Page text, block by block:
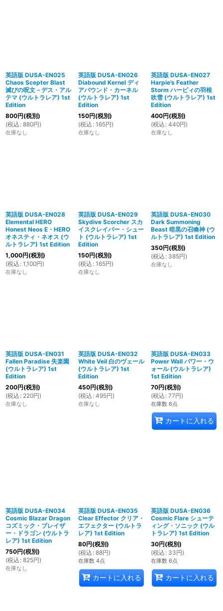
英語版 DUSA-EN025
Chaos Scepter Blast
滅びの呪文－デス・アル
テマ (ウルトラレア) 1st
Edition
800円(税別)
(税込 : 880円)
在庫なし
英語版 DUSA-EN026
Diabound Kernel ディ
アバウンド・カーネル
(ウルトラレア) 1st
Edition
150円(税別)
(税込 : 165円)
在庫なし
英語版 DUSA-EN027
Harpie's Feather
Storm ハーピィの羽根
吹雪 (ウルトラレア) 1st
Edition
400円(税別)
(税込 : 440円)
在庫なし
英語版 DUSA-EN028
Elemental HERO
Honest Neos E・HERO
オネスティ・ネオス (ウ
ルトラレア) 1st Edition
1,000円(税別)
(税込 : 1,100円)
在庫なし
英語版 DUSA-EN029
Skydive Scorcher スカ
イスクレイパー・シュー
ト (ウルトラレア) 1st
Edition
150円(税別)
(税込 : 165円)
在庫なし
英語版 DUSA-EN030
Dark Summoning
Beast 暗黒の召喚神 (ウ
ルトラレア) 1st Edition
350円(税別)
(税込 : 385円)
在庫なし
英語版 DUSA-EN031
Fallen Paradise 失楽園
(ウルトラレア) 1st
Edition
200円(税別)
(税込 : 220円)
在庫なし
英語版 DUSA-EN032
White Veil 白のヴェール
(ウルトラレア) 1st
Edition
450円(税別)
(税込 : 495円)
在庫なし
英語版 DUSA-EN033
Power Wall パワー・ウ
ォール (ウルトラレア)
1st Edition
70円(税別)
(税込 : 77円)
在庫数 6点
カートに入れる
英語版 DUSA-EN034
Cosmic Blazar Dragon
コズミック・ブレイザ
ー・ドラゴン (ウルトラ
レア) 1st Edition
750円(税別)
(税込 : 825円)
在庫なし
英語版 DUSA-EN035
Clear Effector クリア・
エフェクター (ウルトラ
レア) 1st Edition
80円(税別)
(税込 : 88円)
在庫数 4点
カートに入れる
英語版 DUSA-EN036
Cosmic Flare シューテ
ィング・ソニック (ウル
トラレア) 1st Edition
30円(税別)
(税込 : 33円)
在庫数 6点
カートに入れる